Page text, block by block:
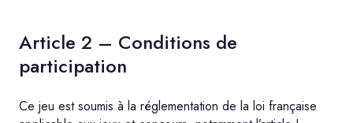
Article 2 – Conditions de
participation
Ce jeu est soumis à la réglementation de la loi française